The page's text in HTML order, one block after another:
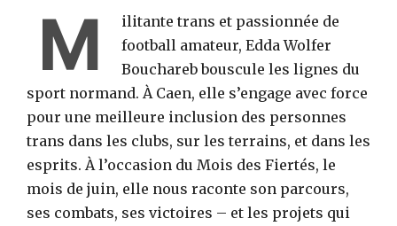
M
ilitante trans et passionnée de
football amateur, Edda Wolfer
Bouchareb bouscule les lignes du
sport normand. À Caen, elle s’engage avec force
pour une meilleure inclusion des personnes
trans dans les clubs, sur les terrains, et dans les
esprits. À l’occasion du Mois des Fiertés, le
mois de juin, elle nous raconte son parcours,
ses combats, ses victoires – et les projets qui